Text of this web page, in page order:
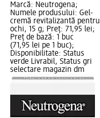
Marcă: Neutrogena;
Numele produsului: Gel-
cremă revitalizantă pentru
ochi, 15 g; Preț: 71,95 lei;
Preț de bază: 1 buc
(71,95 lei pe 1 buc);
Disponibilitate: Status
verde Livrabil, Status gri
selectare magazin dm